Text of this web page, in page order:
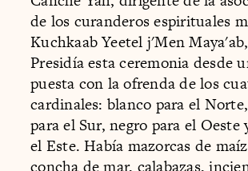
de los curanderos espirituales
Kuchkaab Yeetel j'Men
Presidía esta ceremonia desde
puesta con la ofrenda de los
cardinales: blanco para el
para el Sur, negro para el Oeste
el Este. Había mazorcas de